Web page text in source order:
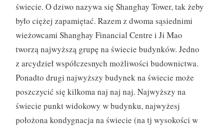
świecie. O dziwo nazywa się Shanghay Tower, tak żeby
było ciężej zapamiętać. Razem z dwoma sąsiednimi
wieżowcami Shanghay Financial Centre i Ji Mao
tworzą najwyższą grupę na świecie budynków. Jedno
z arcydzieł współczesnych możliwości budownictwa.
Ponadto drugi najwyższy budynek na świecie może
poszczycić się kilkoma naj naj naj. Najwyższy na
świecie punkt widokowy w budynku, najwyżesj
położona kondygnacja na świecie (na tj wysokości w